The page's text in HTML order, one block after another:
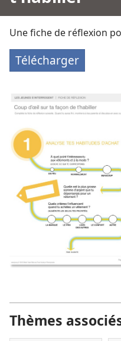
Une fiche de réflexion
Télécharger
Thèmes